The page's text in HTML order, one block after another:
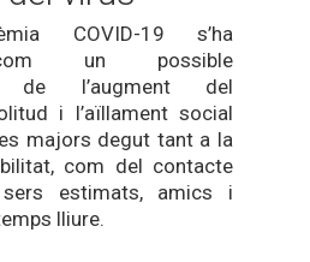
COVID-19 s’ha
un possible
de l’augment del
i l’aïllament social
majors degut tant a la
com del contacte
estimats, amics i
lliure.